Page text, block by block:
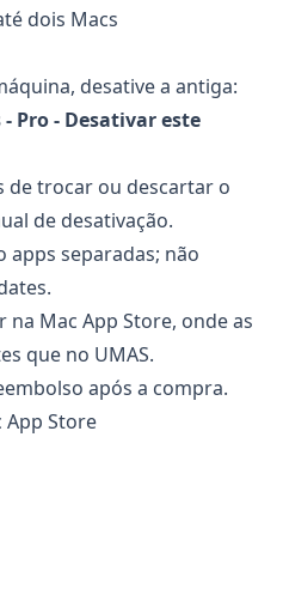
dois Macs
desative a antiga:
Pro - Desativar este
de trocar ou descartar o
de desativação.
apps separadas; não
Mac App Store, onde as
que no UMAS.
após a compra.
App Store